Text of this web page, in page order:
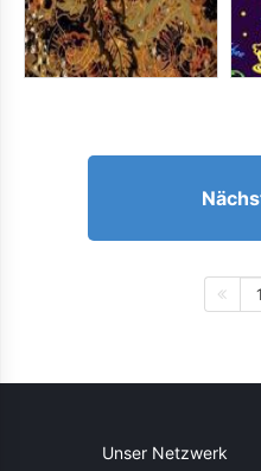
1
Unser Netzwerk